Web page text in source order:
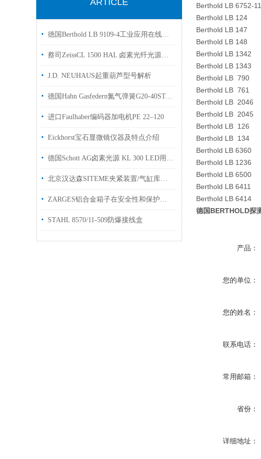
ARTICLE
德国Berthold LB 9109-4工业应用在线浓度测量原厂供货
蔡司ZeissCL 1500 HAL 卤素光纤光源功能介绍
J.D. NEUHAUS起重葫芦型号解析
德国Hahn Gasfedern氮气弹簧G20-40ST-06603用于汽车制造行业使用
进口Faulhaber编码器加电机PE 22–120
Eickhorst宝石显微镜仪器及特点介绍
德国Schott AG卤素光源 KL 300 LED用于半导体和数据通信实验室显微镜使用
北京汉达森SITEME夹紧装置/气缸库存现货型号增加
ZARGES铝合金箱子在安全性和保护性方面丝毫不妥协
STAHL 8570/11-509防爆接线盒
Berthold LB 6752-11
Berthold LB 124
Berthold LB 147
Berthold LB 148
Berthold LB 1342
Berthold LB 1343
Berthold LB 790
Berthold LB 761
Berthold LB 2046
Berthold LB 2045
Berthold LB 126
Berthold LB 134
Berthold LB 6360
Berthold LB 1236
Berthold LB 6500
Berthold LB 6411
Berthold LB 6414
德国BERTHOLD探
产品：
您的单位：
您的姓名：
联系电话：
常用邮箱：
省份：
详细地址：